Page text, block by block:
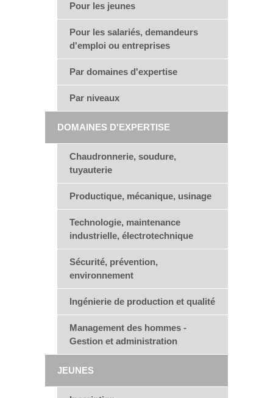
Pour les jeunes
Pour les salariés, demandeurs
d'emploi ou entreprises
Par domaines d'expertise
Par niveaux
DOMAINES D'EXPERTISE
Chaudronnerie, soudure,
tuyauterie
Productique, mécanique, usinage
Technologie, maintenance
industrielle, électrotechnique
Sécurité, prévention,
environnement
Ingénierie de production et qualité
Management des hommes -
Gestion et administration
JEUNES